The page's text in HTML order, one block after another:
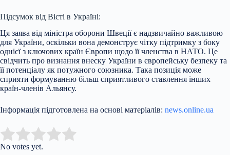
Підсумок від Вісті в Україні:
Ця заява від міністра оборони Швеції є надзвичайно важливою
для України, оскільки вона демонструє чітку підтримку з боку
однієї з ключових країн Європи щодо її членства в НАТО. Це
свідчить про визнання внеску України в європейську безпеку та
її потенціалу як потужного союзника. Така позиція може
сприяти формуванню більш сприятливого ставлення інших
країн-членів Альянсу.
Інформація підготовлена на основі матеріалів: news.online.ua
Rate this item:
No votes yet.